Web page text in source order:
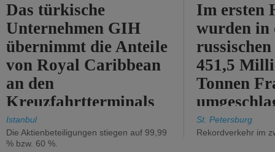
Das türkische
Unternehmen GIH
übernimmt die Anteile
von Royal Caribbean
an den
Kreuzfahrtterminals
in Kusadasi und
Lissabon.
Istanbul
Die Aktienbeteiligungen stiegen auf 99,99
% bzw. 60 %.
Im ersten
wurden in
451,5
Tonnen
%).
St. Petersburg
Rekordverkehr im